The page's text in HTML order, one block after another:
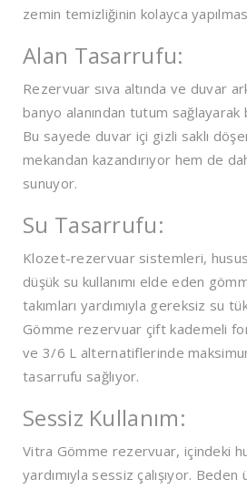
zemin temizliğinin kolayca
Alan Tasarrufu:
Rezervuar sıva altında ve duvar
banyo alanından tutum
Bu sayede duvar içi gizli saklı
mekandan kazandırıyor hem de
sunuyor.
Su Tasarrufu:
Klozet-rezervuar sistemleri,
düşük su kullanımı elde eden
takımları yardımıyla gereksiz su
Gömme rezervuar çift kademeli
ve 3/6 L alternatiflerinde
tasarrufu sağlıyor.
Sessiz Kullanım:
Vitra Gömme rezervuar, içindeki
yardımıyla sessiz çalışıyor.